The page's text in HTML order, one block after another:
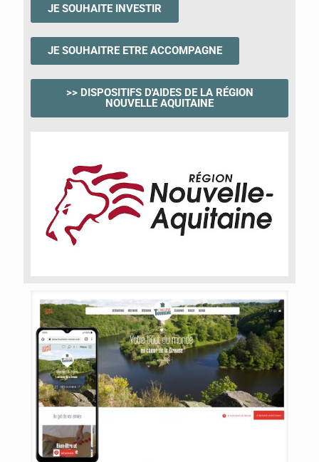
JE SOUHAITE INVESTIR
JE SOUHAITRE ETRE ACCOMPAGNE
>> DISPOSITIFS D'AIDES DE LA RÉGION
NOUVELLE AQUITAINE